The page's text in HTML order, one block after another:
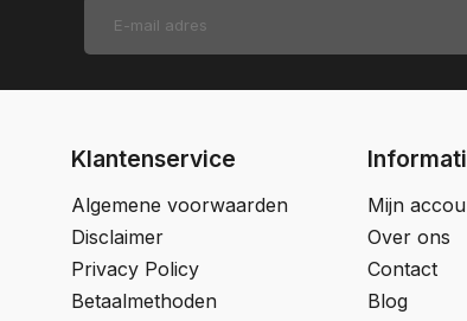
Klantenservice
Algemene voorwaarden
Disclaimer
Privacy Policy
Betaalmethoden
Mijn
Over ons
Contact
Blog